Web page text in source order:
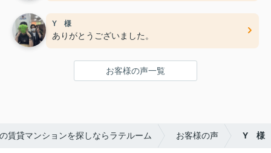
Y 様
ありがとうございました。
お客様の声一覧
賃貸マンションを探しならラテルーム お客様の声 Y 様